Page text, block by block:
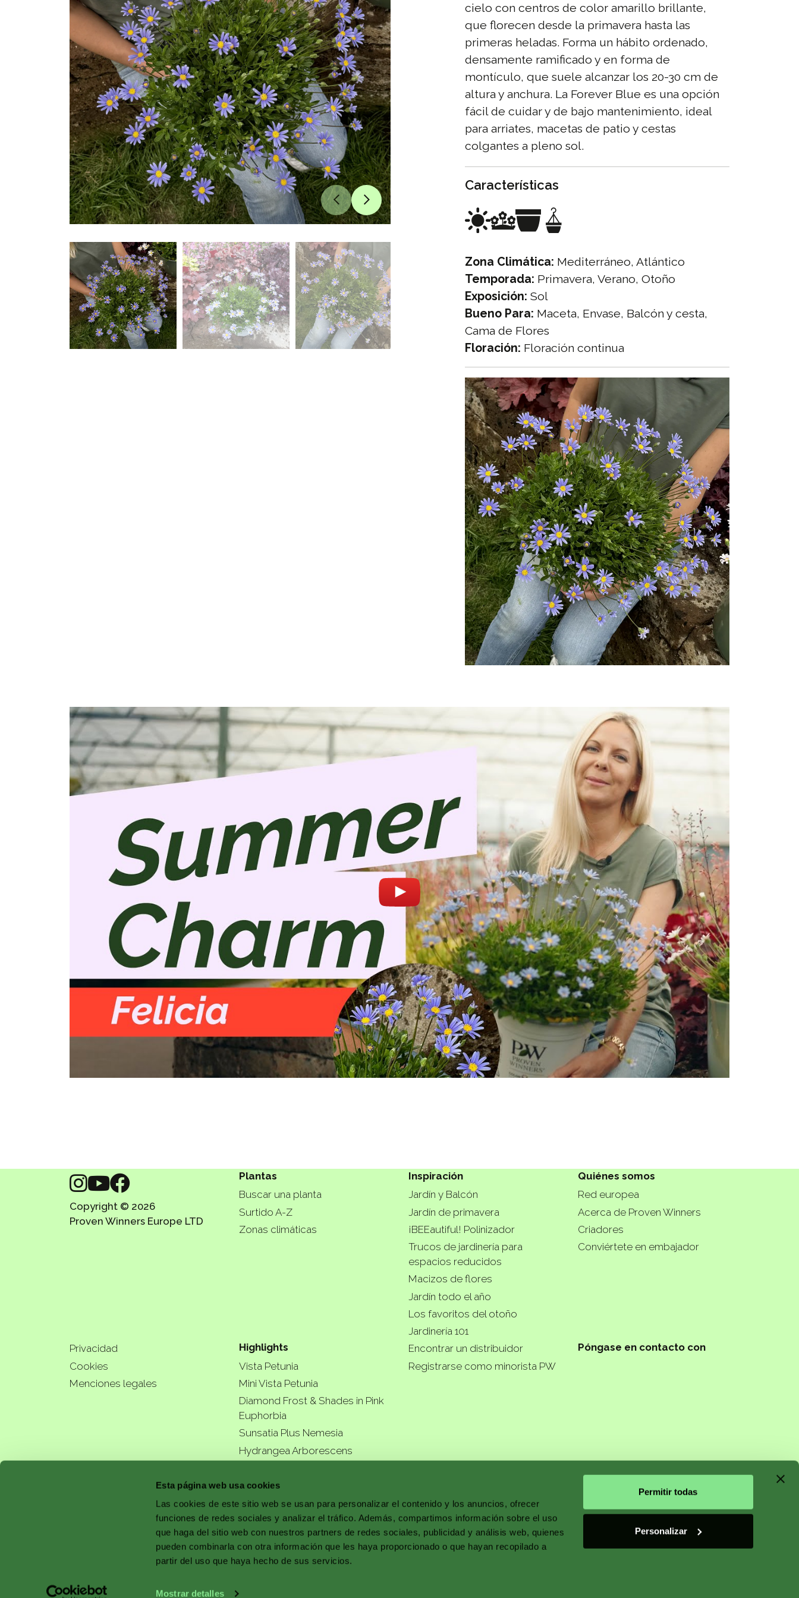
Esta página web usa cookies
Las cookies de este sitio web se usan para personalizar el contenido y los anuncios, ofrecer
funciones de redes sociales y analizar el tráfico. Además, compartimos información sobre el uso
que haga del sitio web con nuestros partners de redes sociales, publicidad y análisis web, quienes
pueden combinarla con otra información que les haya proporcionado o que hayan recopilado a
partir del uso que haya hecho de sus servicios.
Mostrar detalles
Permitir todas
Personalizar
cielo con centros de color amarillo brillante,
que florecen desde la primavera hasta las
primeras heladas. Forma un hábito ordenado,
densamente ramificado y en forma de
montículo, que suele alcanzar los 20-30 cm de
altura y anchura. La Forever Blue es una opción
fácil de cuidar y de bajo mantenimiento, ideal
para arriates, macetas de patio y cestas
colgantes a pleno sol.
Características
Zona Climática: Mediterráneo, Atlántico
Temporada: Primavera, Verano, Otoño
Exposición: Sol
Bueno Para: Maceta, Envase, Balcón y cesta,
Cama de Flores
Floración: Floración continua
Copyright © 2026
Proven Winners Europe LTD
Plantas
Buscar una planta
Surtido A-Z
Zonas climáticas
Inspiración
Jardín y Balcón
Jardín de primavera
¡BEEautiful! Polinizador
Trucos de jardinería para
espacios reducidos
Macizos de flores
Jardín todo el año
Los favoritos del otoño
Jardinería 101
Quiénes somos
Red europea
Acerca de Proven Winners
Criadores
Conviértete en embajador
Privacidad
Cookies
Menciones legales
Highlights
Vista Petunia
Mini Vista Petunia
Diamond Frost & Shades in Pink
Euphorbia
Sunsatia Plus Nemesia
Hydrangea Arborescens
Encontrar un distribuidor
Registrarse como minorista PW
Póngase en contacto con
a better garden starts
with a better plant